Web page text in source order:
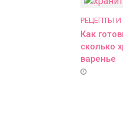
РЕЦЕПТЫ
Как
сколько
варенье